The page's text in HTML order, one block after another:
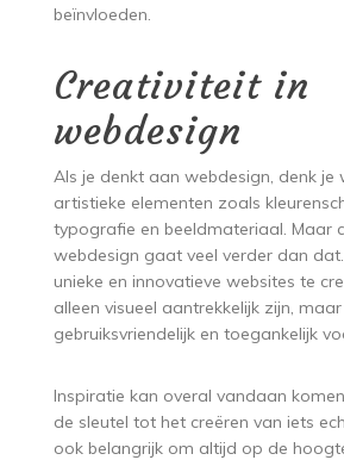
beïnvloeden.
Creativiteit in
webdesign
Als je denkt aan webdesign, denk je
artistieke elementen zoals
typografie en beeldmateriaal. Maar
webdesign gaat veel verder dan
unieke en innovatieve websites te
alleen visueel aantrekkelijk zijn,
gebruiksvriendelijk en toegankelijk
Inspiratie kan overal vandaan
de sleutel tot het creëren van iets
ook belangrijk om altijd op de